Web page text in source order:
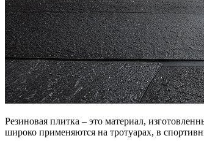
Резиновая плитка – это материал,
широко применяются на тротуарах, в